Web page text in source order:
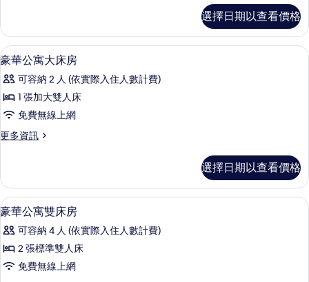
房，
非
吸
煙
房
的
所
片
公
寓
雙
房，
非
煙
房
的
選擇日期以查看價格
顯
示
豪
華
公
寓
床
房
的
所
有
相
客房內保險箱、書桌、筆電工作空間
4
豪華公寓大床房
可容納 2 人 (依實際入住人數計費)
1 張加大雙人床
免費無線上網
更多資訊
更
公
寓
大
房
的
情
選擇日期以查看價格
顯
示
豪
華
公
客房內保險箱、書桌、筆電工作空間
13
豪華公寓雙床房
可容納 4 人 (依實際入住人數計費)
2 張標準雙人床
免費無線上網